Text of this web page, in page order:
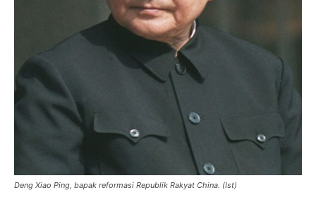
Deng Xiao Ping, bapak reformasi Republik Rakyat China. (Ist)